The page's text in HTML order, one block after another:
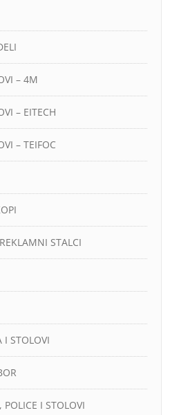
– 4M
– EITECH
– TEIFOC
STALCI
I STOLOVI
I STOLOVI